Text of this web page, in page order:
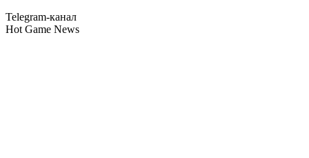
Telegram-канал
Hot Game News